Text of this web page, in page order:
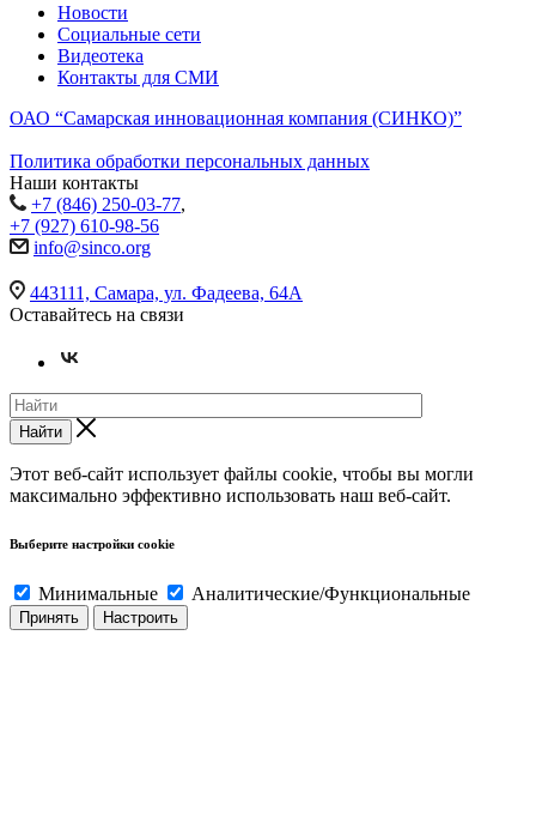
Новости
Социальные сети
Видеотека
Контакты для СМИ
ОАО “Самарская инновационная компания (СИНКО)”
Политика обработки персональных данных
Наши контакты
+7 (846) 250-03-77,
+7 (927) 610-98-56
info@sinco.org
443111, Самара, ул. Фадеева, 64А
Оставайтесь на связи
Найти
Этот веб-сайт использует файлы cookie, чтобы вы могли
максимально эффективно использовать наш веб-сайт.
Выберите настройки cookie
Минимальные Аналитические/Функциональные
Принять Настроить